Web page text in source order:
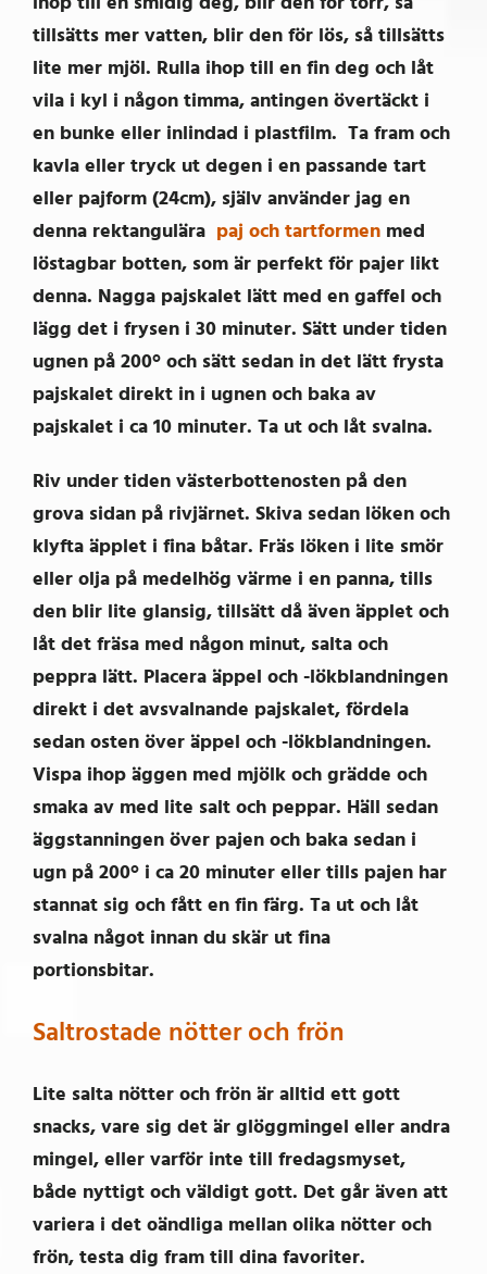
tillsätts mer vatten, blir den för lös, så tillsätts
lite mer mjöl. Rulla ihop till en fin deg och låt
vila i kyl i någon timma, antingen övertäckt i
en bunke eller inlindad i plastfilm. Ta fram och
kavla eller tryck ut degen i en passande tart
eller pajform (24cm), själv använder jag en
denna rektangulära paj och tartformen med
löstagbar botten, som är perfekt för pajer likt
denna. Nagga pajskalet lätt med en gaffel och
lägg det i frysen i 30 minuter. Sätt under tiden
ugnen på 200° och sätt sedan in det lätt frysta
pajskalet direkt in i ugnen och baka av
pajskalet i ca 10 minuter. Ta ut och låt svalna.
Riv under tiden västerbottenosten på den
grova sidan på rivjärnet. Skiva sedan löken och
klyfta äpplet i fina båtar. Fräs löken i lite smör
eller olja på medelhög värme i en panna, tills
den blir lite glansig, tillsätt då även äpplet och
låt det fräsa med någon minut, salta och
peppra lätt. Placera äppel och -lökblandningen
direkt i det avsvalnande pajskalet, fördela
sedan osten över äppel och -lökblandningen.
Vispa ihop äggen med mjölk och grädde och
smaka av med lite salt och peppar. Häll sedan
äggstanningen över pajen och baka sedan i
ugn på 200° i ca 20 minuter eller tills pajen har
stannat sig och fått en fin färg. Ta ut och låt
svalna något innan du skär ut fina
portionsbitar.
Saltrostade nötter och frön
Lite salta nötter och frön är alltid ett gott
snacks, vare sig det är glöggmingel eller andra
mingel, eller varför inte till fredagsmyset,
både nyttigt och väldigt gott. Det går även att
variera i det oändliga mellan olika nötter och
frön, testa dig fram till dina favoriter.